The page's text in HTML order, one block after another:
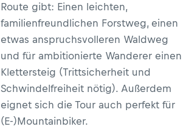
Route gibt: Einen leichten,
familienfreundlichen Forstweg, einen
etwas anspruchsvolleren Waldweg
und für ambitionierte Wanderer einen
Klettersteig (Trittsicherheit und
Schwindelfreiheit nötig). Außerdem
eignet sich die Tour auch perfekt für
(E-)Mountainbiker.